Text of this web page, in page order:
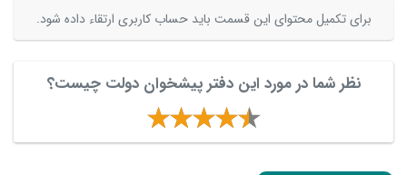
برای تکمیل محتوای این قسمت باید حساب کاربری ارتقاء داده شود.
نظر شما در مورد این دفتر پیشخوان دولت چیست؟